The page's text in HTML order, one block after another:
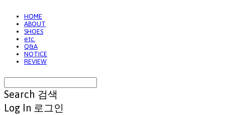
HOME
ABOUT
SHOES
etc.
Q&A
NOTICE
REVIEW
Search 검색
Log In 로그인